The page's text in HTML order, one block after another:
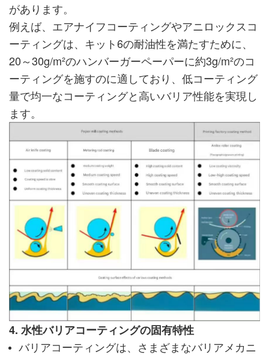
があります。
例えば、エアナイフコーティングやアニロックスコ
ーティングは、キット6の耐油性を満たすために、
20～30g/m²のハンバーガーペーパーに約3g/m²のコ
ーティングを施すのに適しており、低コーティング
量で均一なコーティングと高いバリア性能を実現し
ます。
4. 水性バリアコーティングの固有特性
バリアコーティングは、さまざまなバリアメカニ